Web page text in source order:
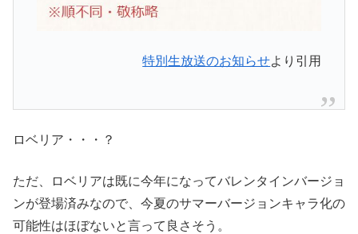
特別生放送のお知らせより引用
ロベリア・・・？
ただ、ロベリアは既に今年になってバレンタインバージョ
ンが登場済みなので、今夏のサマーバージョンキャラ化の
可能性はほぼないと言って良さそう。